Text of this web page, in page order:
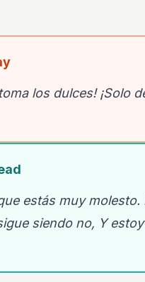
los dulces! ¡Solo
estás muy molesto.
siendo no, Y